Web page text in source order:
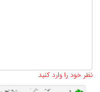
نظر خود را وارد کنید